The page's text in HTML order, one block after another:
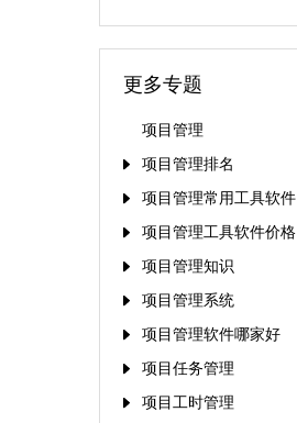
更多专题
项目管理
项目管理排名
项目管理常用工具软件
项目管理工具软件价格
项目管理知识
项目管理系统
项目管理软件哪家好
项目任务管理
项目工时管理